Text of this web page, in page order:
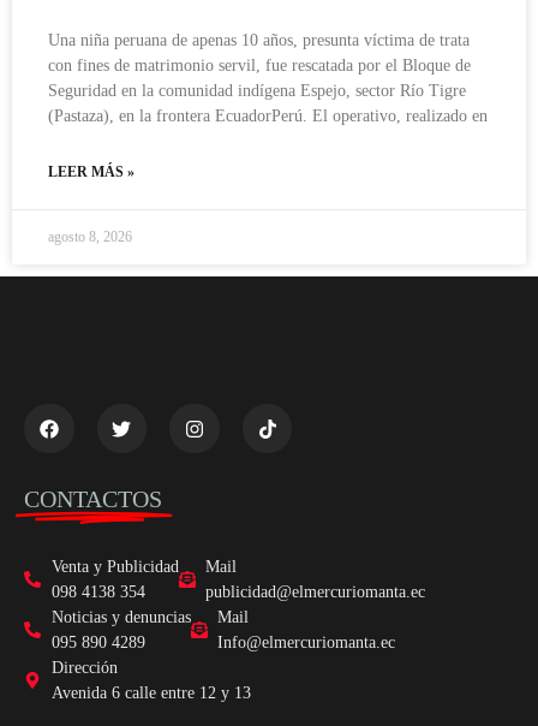
Una niña peruana de apenas 10 años, presunta víctima de trata
con fines de matrimonio servil, fue rescatada por el Bloque de
Seguridad en la comunidad indígena Espejo, sector Río Tigre
(Pastaza), en la frontera EcuadorPerú. El operativo, realizado en
LEER MÁS »
agosto 8, 2026
CONTACTOS
Venta y Publicidad
098 4138 354
Mail
publicidad@elmercuriomanta.ec
Noticias y denuncias
095 890 4289
Mail
Info@elmercuriomanta.ec
Dirección
Avenida 6 calle entre 12 y 13